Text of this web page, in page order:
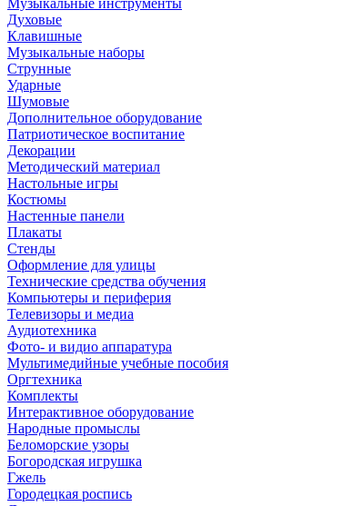
Музыкальные инструменты
Духовые
Клавишные
Музыкальные наборы
Струнные
Ударные
Шумовые
Дополнительное оборудование
Патриотическое воспитание
Декорации
Методический материал
Настольные игры
Костюмы
Настенные панели
Плакаты
Стенды
Оформление для улицы
Технические средства обучения
Компьютеры и периферия
Телевизоры и медиа
Аудиотехника
Фото- и видио аппаратура
Мультимедийные учебные пособия
Оргтехника
Комплекты
Интерактивное оборудование
Народные промыслы
Беломорские узоры
Богородская игрушка
Гжель
Городецкая роспись